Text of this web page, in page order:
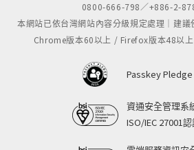
0800-666-798／+886-2-
本網站已依台灣網站內容分級規定處理｜建
Chrome版本60以上 / Firefox版本48以
Passkey Pledge
資通安全管理系
ISO/IEC 27001